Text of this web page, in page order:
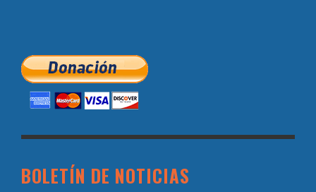
BOLETÍN DE NOTICIAS